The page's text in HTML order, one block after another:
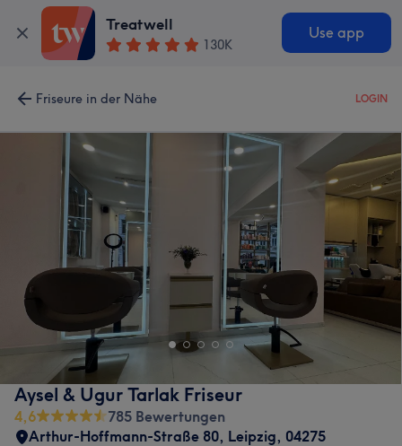
Treatwell
130K
Use app
Friseure in der Nähe LOGIN
Aysel & Ugur Tarlak Friseur
4,6
785 Bewertungen
Arthur-Hoffmann-Straße 80, Leipzig, 04275